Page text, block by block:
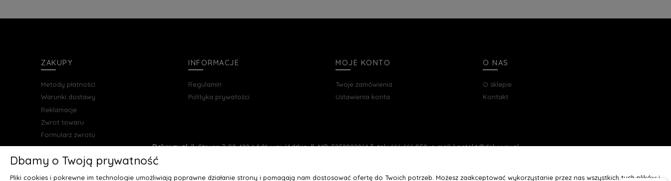
ZAKUPY
Metody płatności
Warunki dostawy
Reklamacje
Zwrot towaru
Formularz zwrotu
INFORMACJE
Regulamin
Polityka prywatości
MOJE KONTO
Twoje zamówienia
Ustawienia konta
O NAS
O sklepie
Kontakt
Deluxury.pl|| Struga 7, 90-420 Łódź, woj. łódzkie || NIP: 5252902064 || tel.: 666 666 950, e-mail: kontakt@deluxury.pl
Dbamy o Twoją prywatność
Pliki cookies i pokrewne im technologie umożliwiają poprawne działanie strony i pomagają nam dostosować ofertę do Twoich potrzeb. Możesz zaakceptować wykorzystanie przez nas wszystkich tych plików i